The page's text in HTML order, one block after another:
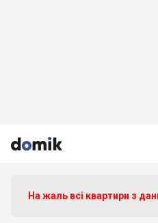



На жаль всі квартири з